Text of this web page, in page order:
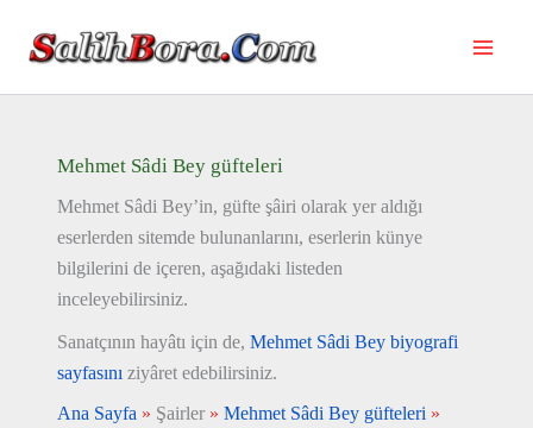
Mehmet Sâdi Bey güfteleri
Mehmet Sâdi Bey’in, güfte şâiri olarak yer aldığı
eserlerden sitemde bulunanlarını, eserlerin künye
bilgilerini de içeren, aşağıdaki listeden
inceleyebilirsiniz.
Sanatçının hayâtı için de, Mehmet Sâdi Bey biyografi
sayfasını ziyâret edebilirsiniz.
Ana Sayfa » Şairler » Mehmet Sâdi Bey güfteleri »